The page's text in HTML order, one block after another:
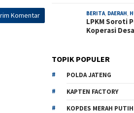
BERITA, DAERAH,
LPKM Soroti
Koperasi
TOPIK POPULER
POLDA JATENG
KAPTEN FACTORY
KOPDES MERAH PUTIH